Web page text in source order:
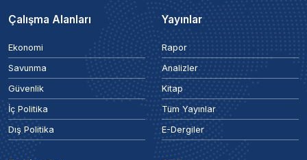
Çalışma Alanları
Ekonomi
Savunma
Güvenlik
İç Politika
Dış Politika
Yayınlar
Rapor
Analizler
Kitap
Tüm Yayınlar
E-Dergiler